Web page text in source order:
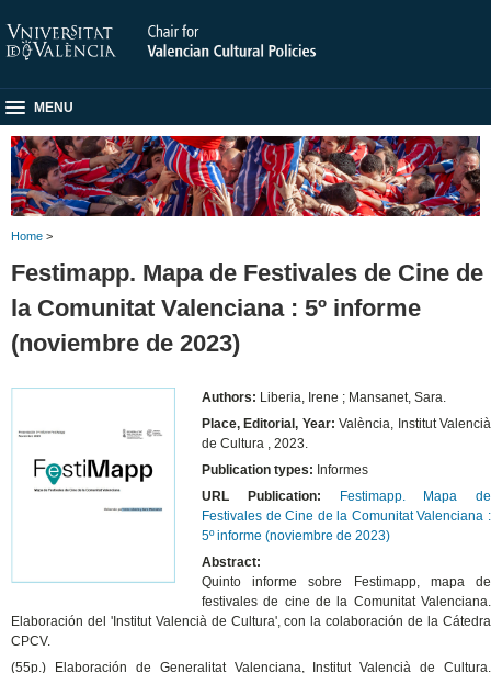
MENU
Home >
Festimapp. Mapa de Festivales de Cine de
la Comunitat Valenciana : 5º informe
(noviembre de 2023)
Authors: Liberia, Irene ; Mansanet, Sara.
Place, Editorial, Year:València, Institut Valencià
de Cultura , 2023.
Publication types: Informes
URL Publication:
Festimapp. Mapa de
Festivales de Cine de la Comunitat Valenciana :
5º informe (noviembre de 2023)
Abstract:
Quinto informe sobre Festimapp, mapa de
festivales de cine de la Comunitat Valenciana.
Elaboración del 'Institut Valencià de Cultura', con la colaboración de la Cátedra
CPCV.
(55p.) Elaboración de Generalitat Valenciana, Institut Valencià de Cultura.